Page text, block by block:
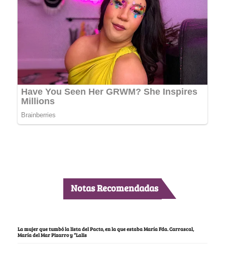
Notas Recomendadas
La mujer que tumbó la lista del Pacto, en la que estaba María Fda. Carrascal,
María del Mar Pizarro y “Lalis